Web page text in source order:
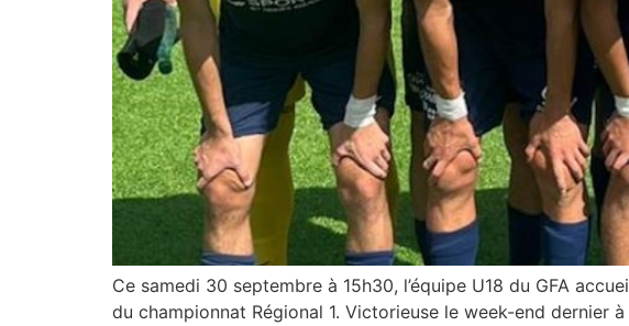
Ce samedi 30 septembre à 15h30, l’équipe U18 du GFA
du championnat Régional 1. Victorieuse le week-end